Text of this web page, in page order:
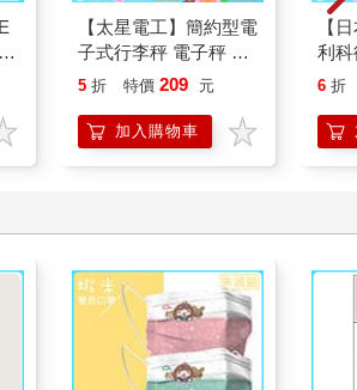
【太星電工】簡約型電
子式行李秤 電子秤 便
攜秤 快遞 磅秤 包裹秤
行李秤 出國必備
5 折 特價 209 元
加入購物車
【
利
濕
6 折